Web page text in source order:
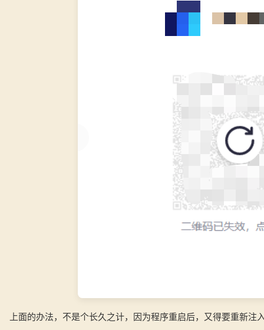
上面的办法，不是个长久之计，因为程序重启后，又得要重新